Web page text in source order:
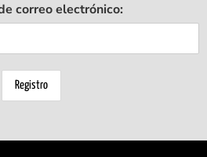
correo electrónico: